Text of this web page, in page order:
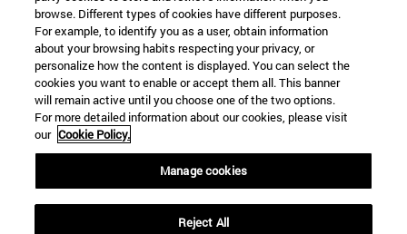
browse. Different types of cookies have different purposes.
For example, to identify you as a user, obtain information
about your browsing habits respecting your privacy, or
personalize how the content is displayed. You can select the
cookies you want to enable or accept them all. This banner
will remain active until you choose one of the two options.
For more detailed information about our cookies, please visit
our Cookie Policy.
Manage cookies
Reject All